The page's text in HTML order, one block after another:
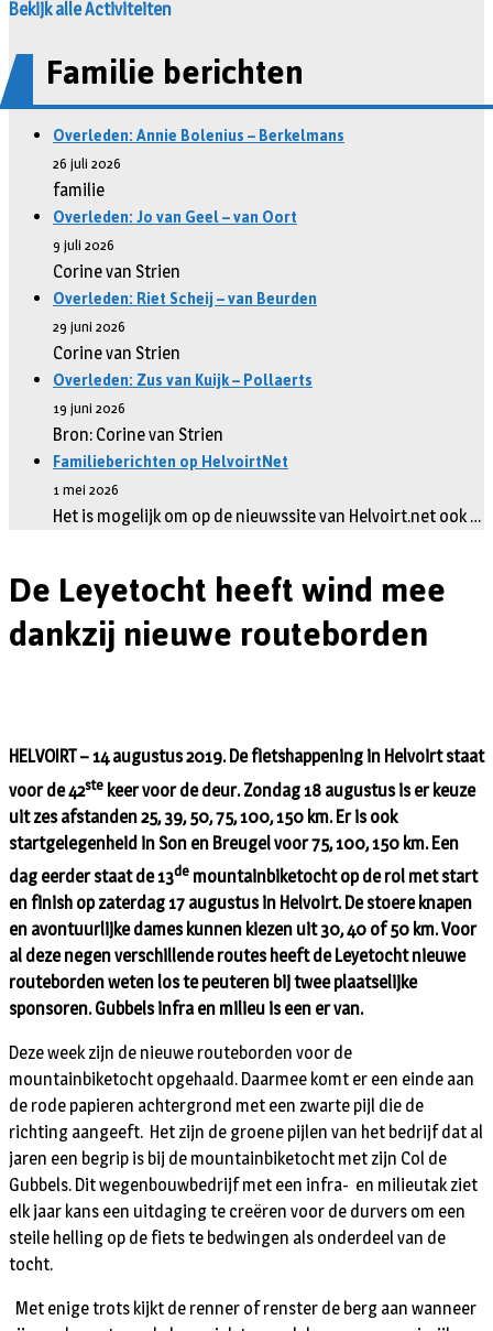
Bekijk alle Activiteiten
Familie berichten
Overleden: Annie Bolenius – Berkelmans
26 juli 2026
familie
Overleden: Jo van Geel – van Oort
9 juli 2026
Corine van Strien
Overleden: Riet Scheij – van Beurden
29 juni 2026
Corine van Strien
Overleden: Zus van Kuijk – Pollaerts
19 juni 2026
Bron: Corine van Strien
Familieberichten op HelvoirtNet
1 mei 2026
Het is mogelijk om op de nieuwssite van Helvoirt.net ook …
De Leyetocht heeft wind mee
dankzij nieuwe routeborden
HELVOIRT – 14 augustus 2019. De fietshappening in Helvoirt staat
voor de 42ste keer voor de deur. Zondag 18 augustus is er keuze
uit zes afstanden 25, 39, 50, 75, 100, 150 km. Er is ook
startgelegenheid in Son en Breugel voor 75, 100, 150 km. Een
dag eerder staat de 13de mountainbiketocht op de rol met start
en finish op zaterdag 17 augustus in Helvoirt. De stoere knapen
en avontuurlijke dames kunnen kiezen uit 30, 40 of 50 km. Voor
al deze negen verschillende routes heeft de Leyetocht nieuwe
routeborden weten los te peuteren bij twee plaatselijke
sponsoren. Gubbels infra en milieu is een er van.
Deze week zijn de nieuwe routeborden voor de
mountainbiketocht opgehaald. Daarmee komt er een einde aan
de rode papieren achtergrond met een zwarte pijl die de
richting aangeeft. Het zijn de groene pijlen van het bedrijf dat al
jaren een begrip is bij de mountainbiketocht met zijn Col de
Gubbels. Dit wegenbouwbedrijf met een infra- en milieutak ziet
elk jaar kans een uitdaging te creëren voor de durvers om een
steile helling op de fiets te bedwingen als onderdeel van de
tocht.
Met enige trots kijkt de renner of renster de berg aan wanneer